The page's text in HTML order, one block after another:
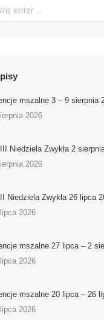
mszalne 3 – 9 sierpnia
2026
Niedziela Zwykła 2
2026
Niedziela Zwykła 26 lipca
2026
mszalne 27 lipca – 2
2026
mszalne 20 lipca – 26
2026